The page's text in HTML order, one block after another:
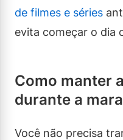
de filmes e séries
evita começar o dia
Como manter
durante a
Você não precisa